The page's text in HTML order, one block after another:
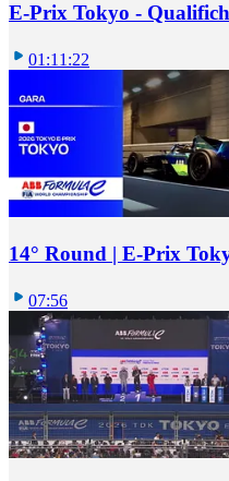
E-Prix Tokyo -
01:11:22
14° Round | E-Prix
07:56